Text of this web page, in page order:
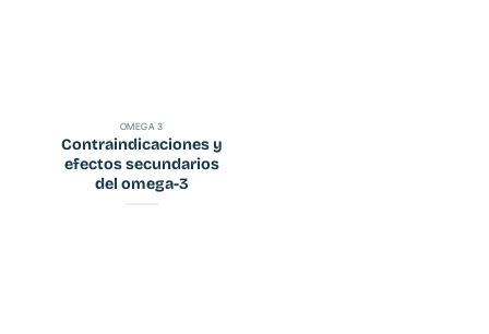
OMEGA 3
Contraindicaciones y
efectos secundarios
del omega-3